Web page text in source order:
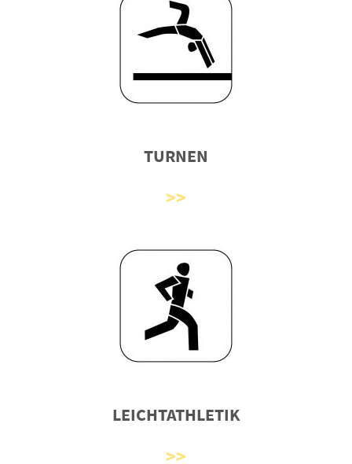
TURNEN
LEICHTATHLETIK